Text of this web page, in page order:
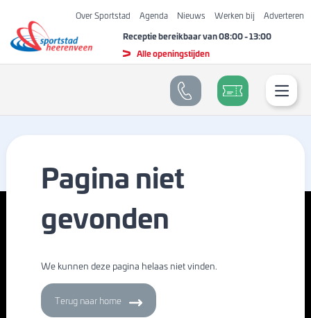
Over Sportstad Agenda Nieuws Werken bij Adverteren
Receptie bereikbaar van08:00-13:00
Alle openingstijden
Pagina niet
gevonden
We kunnen deze pagina helaas niet vinden.
Terug naar home